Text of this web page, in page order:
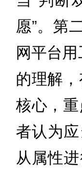
愿”。第
网平台
的理解
核心，
者认为
从属性